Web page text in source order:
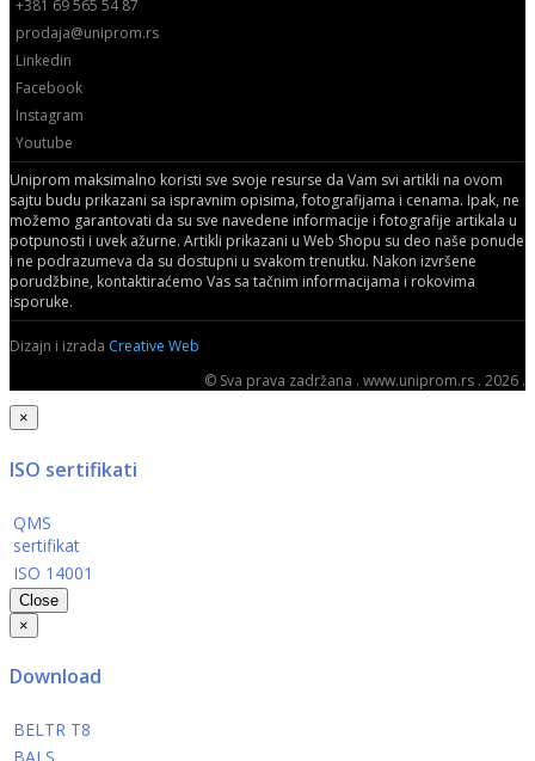
+381 69 565 54 87
prodaja@uniprom.rs
Linkedin
Facebook
Instagram
Youtube
Uniprom maksimalno koristi sve svoje resurse da Vam svi artikli na ovom
sajtu budu prikazani sa ispravnim opisima, fotografijama i cenama. Ipak, ne
možemo garantovati da su sve navedene informacije i fotografije artikala u
potpunosti i uvek ažurne. Artikli prikazani u Web Shopu su deo naše ponude
i ne podrazumeva da su dostupni u svakom trenutku. Nakon izvršene
porudžbine, kontaktiraćemo Vas sa tačnim informacijama i rokovima
isporuke.
Dizajn i izrada Creative Web
© Sva prava zadržana . www.uniprom.rs . 2026 .
×
ISO sertifikati
QMS
sertifikat
ISO 14001
Close
×
Download
BELTR T8